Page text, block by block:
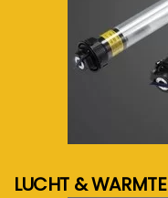
LUCHT & WARMTE